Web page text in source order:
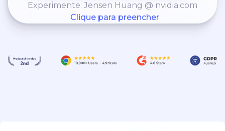
Experimente: Jensen Huang @ nvidia.com
Clique para preencher